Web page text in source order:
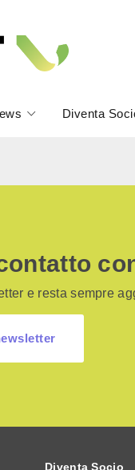
Diventa
e resta sempre
Diventa Socio